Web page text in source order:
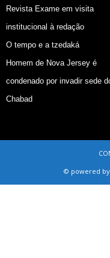
Revista Exame em visita
institucional à redação
O tempo e a tzedaká
Homem de Nova Jersey é
condenado por invadir sede
Chabad
© powered by